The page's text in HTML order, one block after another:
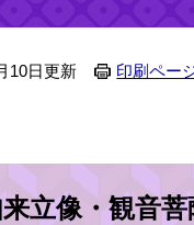
10日更新 印刷ペー
像・観音菩